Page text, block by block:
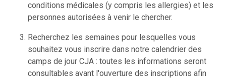
conditions médicales (y compris les allergies) et les
personnes autorisées à venir le chercher.
Recherchez les semaines pour lesquelles vous
souhaitez vous inscrire dans notre calendrier des
camps de jour CJA : toutes les informations seront
consultables avant l'ouverture des inscriptions afin